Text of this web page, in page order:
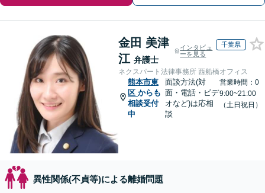
金田 美津
江 弁護士
インタビュ
ーを見る
千葉県
ネクスパート法律事務所 西船橋オフィス
熊本市東
区 からも
相談受付
中
面談方法(対
面・電話・ビデ
オなど)は応相
談
営業時間：0
9:00~21:00
（土日祝日）
異性関係(不貞等)による離婚問題